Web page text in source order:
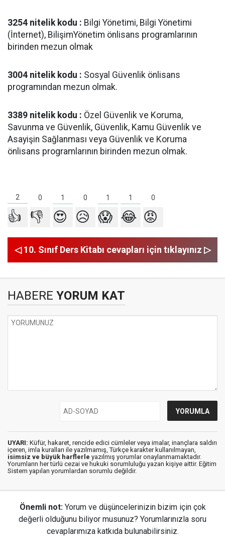
3254 nitelik kodu : Bilgi Yönetimi, Bilgi Yönetimi
(İnternet), BilişimYönetim önlisans programlarının
birinden mezun olmak
3004 nitelik kodu : Sosyal Güvenlik önlisans
programından mezun olmak.
3389 nitelik kodu : Özel Güvenlik ve Koruma,
Savunma ve Güvenlik, Güvenlik, Kamu Güvenlik ve
Asayişin Sağlanması veya Güvenlik ve Koruma
önlisans programlarının birinden mezun olmak.
2 0 1 0 1 1 0
👍 👎 😍 😥 😱 😂 😡
◁ 10. Sınıf Ders Kitabı cevapları için tıklayınız ▷
HABERE YORUM KAT
UYARI: Küfür, hakaret, rencide edici cümleler veya imalar, inançlara saldırı
içeren, imla kuralları ile yazılmamış, Türkçe karakter kullanılmayan,
isimsiz ve büyük harflerle yazılmış yorumlar onaylanmamaktadır.
Yorumların her türlü cezai ve hukuki sorumluluğu yazan kişiye aittir. Eğitim
Sistem yapılan yorumlardan sorumlu değildir.
Önemli not: Yorum ve düşüncelerinizin bizim için çok
değerli olduğunu biliyor musunuz? Yorumlarınızla soru
cevaplarımıza katkıda bulunabilirsiniz.